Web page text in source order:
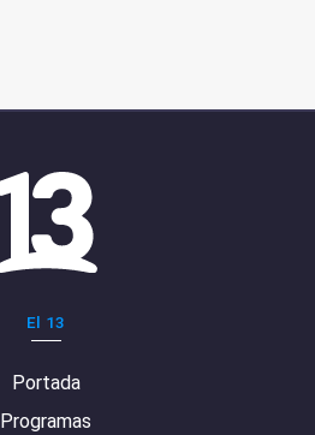
El 13
Portada
Programas